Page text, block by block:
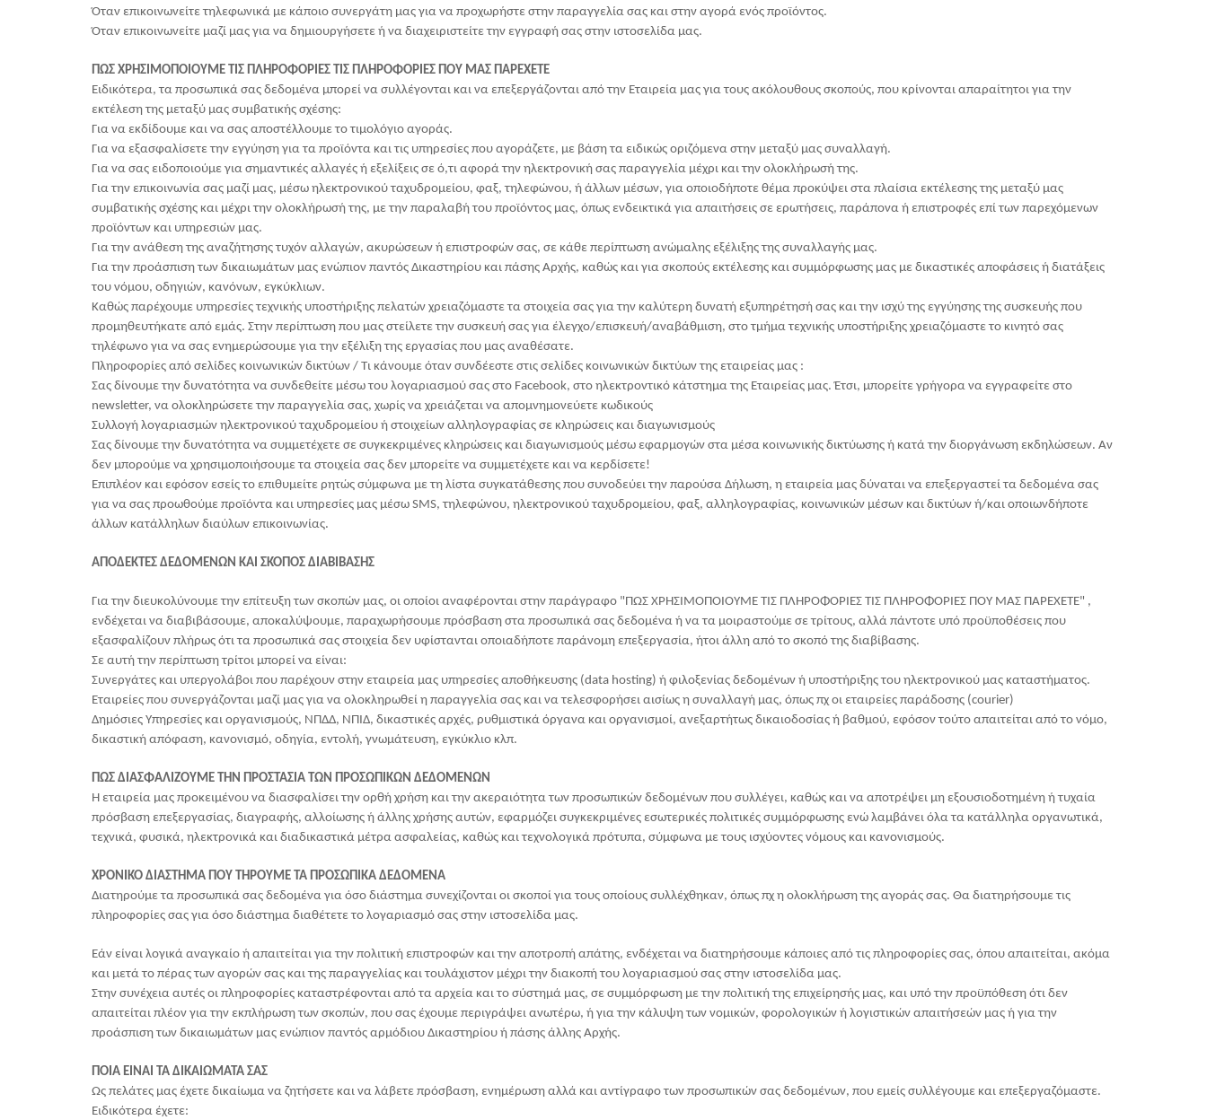
Όταν επικοινωνείτε τηλεφωνικά με κάποιο συνεργάτη μας για να προχωρήστε στην παραγγελία σας και στην αγορά ενός προϊόντος.
Όταν επικοινωνείτε μαζί μας για να δημιουργήσετε ή να διαχειριστείτε την εγγραφή σας στην ιστοσελίδα μας.
ΠΩΣ ΧΡΗΣΙΜΟΠΟΙΟΥΜΕ ΤΙΣ ΠΛΗΡΟΦΟΡΙΕΣ ΤΙΣ ΠΛΗΡΟΦΟΡΙΕΣ ΠΟΥ ΜΑΣ ΠΑΡΕΧΕΤΕ
Ειδικότερα, τα προσωπικά σας δεδομένα μπορεί να συλλέγονται και να επεξεργάζονται από την Εταιρεία μας για τους ακόλουθους σκοπούς, που κρίνονται απαραίτητοι για την
εκτέλεση της μεταξύ μας συμβατικής σχέσης:
Για να εκδίδουμε και να σας αποστέλλουμε το τιμολόγιο αγοράς.
Για να εξασφαλίσετε την εγγύηση για τα προϊόντα και τις υπηρεσίες που αγοράζετε, με βάση τα ειδικώς οριζόμενα στην μεταξύ μας συναλλαγή.
Για να σας ειδοποιούμε για σημαντικές αλλαγές ή εξελίξεις σε ό,τι αφορά την ηλεκτρονική σας παραγγελία μέχρι και την ολοκλήρωσή της.
Για την επικοινωνία σας μαζί μας, μέσω ηλεκτρονικού ταχυδρομείου, φαξ, τηλεφώνου, ή άλλων μέσων, για οποιοδήποτε θέμα προκύψει στα πλαίσια εκτέλεσης της μεταξύ μας
συμβατικής σχέσης και μέχρι την ολοκλήρωσή της, με την παραλαβή του προϊόντος μας, όπως ενδεικτικά για απαιτήσεις σε ερωτήσεις, παράπονα ή επιστροφές επί των παρεχόμενων
προϊόντων και υπηρεσιών μας.
Για την ανάθεση της αναζήτησης τυχόν αλλαγών, ακυρώσεων ή επιστροφών σας, σε κάθε περίπτωση ανώμαλης εξέλιξης της συναλλαγής μας.
Για την προάσπιση των δικαιωμάτων μας ενώπιον παντός Δικαστηρίου και πάσης Αρχής, καθώς και για σκοπούς εκτέλεσης και συμμόρφωσης μας με δικαστικές αποφάσεις ή διατάξεις
του νόμου, οδηγιών, κανόνων, εγκύκλιων.
Καθώς παρέχουμε υπηρεσίες τεχνικής υποστήριξης πελατών χρειαζόμαστε τα στοιχεία σας για την καλύτερη δυνατή εξυπηρέτησή σας και την ισχύ της εγγύησης της συσκευής που
προμηθευτήκατε από εμάς. Στην περίπτωση που μας στείλετε την συσκευή σας για έλεγχο/επισκευή/αναβάθμιση, στο τμήμα τεχνικής υποστήριξης χρειαζόμαστε το κινητό σας
τηλέφωνο για να σας ενημερώσουμε για την εξέλιξη της εργασίας που μας αναθέσατε.
Πληροφορίες από σελίδες κοινωνικών δικτύων / Τι κάνουμε όταν συνδέεστε στις σελίδες κοινωνικών δικτύων της εταιρείας μας :
Σας δίνουμε την δυνατότητα να συνδεθείτε μέσω του λογαριασμού σας στο Facebook, στo ηλεκτροντικό κάτστημα της Εταιρείας μας. Έτσι, μπορείτε γρήγορα να εγγραφείτε στο
newsletter, να ολοκληρώσετε την παραγγελία σας, χωρίς να χρειάζεται να απομνημονεύετε κωδικούς
Συλλογή λογαριασμών ηλεκτρονικού ταχυδρομείου ή στοιχείων αλληλογραφίας σε κληρώσεις και διαγωνισμούς
Σας δίνουμε την δυνατότητα να συμμετέχετε σε συγκεκριμένες κληρώσεις και διαγωνισμούς μέσω εφαρμογών στα μέσα κοινωνικής δικτύωσης ή κατά την διοργάνωση εκδηλώσεων. Αν
δεν μπορούμε να χρησιμοποιήσουμε τα στοιχεία σας δεν μπορείτε να συμμετέχετε και να κερδίσετε!
Επιπλέον και εφόσον εσείς το επιθυμείτε ρητώς σύμφωνα με τη λίστα συγκατάθεσης που συνοδεύει την παρούσα Δήλωση, η εταιρεία μας δύναται να επεξεργαστεί τα δεδομένα σας
για να σας προωθούμε προϊόντα και υπηρεσίες μας μέσω SMS, τηλεφώνου, ηλεκτρονικού ταχυδρομείου, φαξ, αλληλογραφίας, κοινωνικών μέσων και δικτύων ή/και οποιωνδήποτε
άλλων κατάλληλων διαύλων επικοινωνίας.
ΑΠΟΔΕΚΤΕΣ ΔΕΔΟΜΕΝΩΝ ΚΑΙ ΣΚΟΠΟΣ ΔΙΑΒΙΒΑΣΗΣ
Για την διευκολύνουμε την επίτευξη των σκοπών μας, οι οποίοι αναφέρονται στην παράγραφο "ΠΩΣ ΧΡΗΣΙΜΟΠΟΙΟΥΜΕ ΤΙΣ ΠΛΗΡΟΦΟΡΙΕΣ ΤΙΣ ΠΛΗΡΟΦΟΡΙΕΣ ΠΟΥ ΜΑΣ ΠΑΡΕΧΕΤΕ" ,
ενδέχεται να διαβιβάσουμε, αποκαλύψουμε, παραχωρήσουμε πρόσβαση στα προσωπικά σας δεδομένα ή να τα μοιραστούμε σε τρίτους, αλλά πάντοτε υπό προϋποθέσεις που
εξασφαλίζουν πλήρως ότι τα προσωπικά σας στοιχεία δεν υφίστανται οποιαδήποτε παράνομη επεξεργασία, ήτοι άλλη από το σκοπό της διαβίβασης.
Σε αυτή την περίπτωση τρίτοι μπορεί να είναι:
Συνεργάτες και υπεργολάβοι που παρέχουν στην εταιρεία μας υπηρεσίες αποθήκευσης (data hosting) ή φιλοξενίας δεδομένων ή υποστήριξης του ηλεκτρονικού μας καταστήματος.
Εταιρείες που συνεργάζονται μαζί μας για να ολοκληρωθεί η παραγγελία σας και να τελεσφορήσει αισίως η συναλλαγή μας, όπως πχ οι εταιρείες παράδοσης (courier)
Δημόσιες Υπηρεσίες και οργανισμούς, ΝΠΔΔ, NΠΙΔ, δικαστικές αρχές, ρυθμιστικά όργανα και οργανισμοί, ανεξαρτήτως δικαιοδοσίας ή βαθμού, εφόσον τούτο απαιτείται από το νόμο,
δικαστική απόφαση, κανονισμό, οδηγία, εντολή, γνωμάτευση, εγκύκλιο κλπ.
ΠΩΣ ΔΙΑΣΦΑΛΙΖΟΥΜΕ ΤΗΝ ΠΡΟΣΤΑΣΙΑ ΤΩΝ ΠΡΟΣΩΠΙΚΩΝ ΔΕΔΟΜΕΝΩΝ
Η εταιρεία μας προκειμένου να διασφαλίσει την ορθή χρήση και την ακεραιότητα των προσωπικών δεδομένων που συλλέγει, καθώς και να αποτρέψει μη εξουσιοδοτημένη ή τυχαία
πρόσβαση επεξεργασίας, διαγραφής, αλλοίωσης ή άλλης χρήσης αυτών, εφαρμόζει συγκεκριμένες εσωτερικές πολιτικές συμμόρφωσης ενώ λαμβάνει όλα τα κατάλληλα οργανωτικά,
τεχνικά, φυσικά, ηλεκτρονικά και διαδικαστικά μέτρα ασφαλείας, καθώς και τεχνολογικά πρότυπα, σύμφωνα με τους ισχύοντες νόμους και κανονισμούς.
ΧΡΟΝΙΚΟ ΔΙΑΣΤΗΜΑ ΠΟΥ ΤΗΡΟΥΜΕ ΤΑ ΠΡΟΣΩΠΙΚΑ ΔΕΔΟΜΕΝΑ
Διατηρούμε τα προσωπικά σας δεδομένα για όσο διάστημα συνεχίζονται οι σκοποί για τους οποίους συλλέχθηκαν, όπως πχ η ολοκλήρωση της αγοράς σας. Θα διατηρήσουμε τις
πληροφορίες σας για όσο διάστημα διαθέτετε το λογαριασμό σας στην ιστοσελίδα μας.
Εάν είναι λογικά αναγκαίο ή απαιτείται για την πολιτική επιστροφών και την αποτροπή απάτης, ενδέχεται να διατηρήσουμε κάποιες από τις πληροφορίες σας, όπου απαιτείται, ακόμα
και μετά το πέρας των αγορών σας και της παραγγελίας και τουλάχιστον μέχρι την διακοπή του λογαριασμού σας στην ιστοσελίδα μας.
Στην συνέχεια αυτές οι πληροφορίες καταστρέφονται από τα αρχεία και το σύστημά μας, σε συμμόρφωση με την πολιτική της επιχείρησής μας, και υπό την προϋπόθεση ότι δεν
απαιτείται πλέον για την εκπλήρωση των σκοπών, που σας έχουμε περιγράψει ανωτέρω, ή για την κάλυψη των νομικών, φορολογικών ή λογιστικών απαιτήσεών μας ή για την
προάσπιση των δικαιωμάτων μας ενώπιον παντός αρμόδιου Δικαστηρίου ή πάσης άλλης Αρχής.
ΠΟΙΑ ΕΙΝΑΙ ΤΑ ΔΙΚΑΙΩΜΑΤΑ ΣΑΣ
Ως πελάτες μας έχετε δικαίωμα να ζητήσετε και να λάβετε πρόσβαση, ενημέρωση αλλά και αντίγραφο των προσωπικών σας δεδομένων, που εμείς συλλέγουμε και επεξεργαζόμαστε.
Ειδικότερα έχετε: